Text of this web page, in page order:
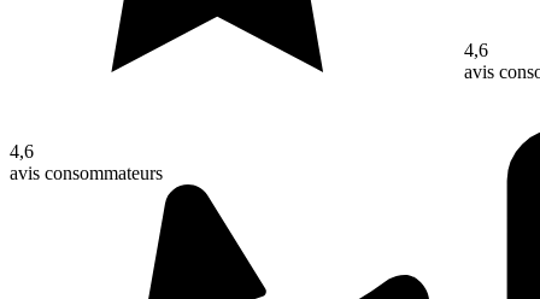
4,6
avis consommateurs
4,6
avis